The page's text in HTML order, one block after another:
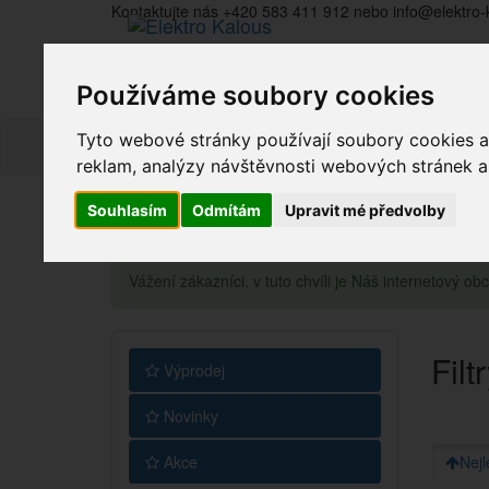
Používáme soubory cookies
Tyto webové stránky používají soubory cookies
reklam, analýzy návštěvnosti webových stránek
Souhlasím Odmítám Upravit mé předvolby
Kontaktujte nás +420 583 411 912 nebo
Vážení zákazníci, v tuto chvíli je Náš internetový
Výprodej
Novinky
Akce